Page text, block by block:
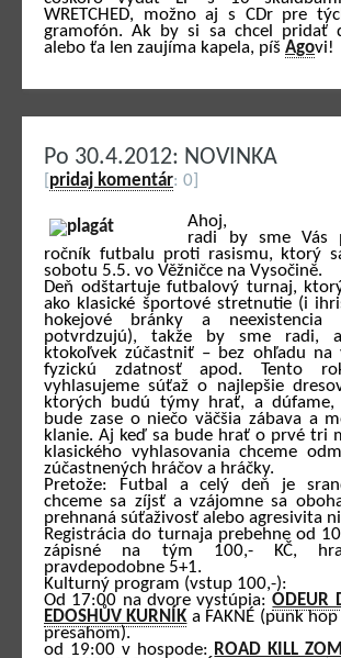
WRETCHED, možno aj s CDr pre
gramofón. Ak by si sa chcel pridať
alebo ťa len zaujíma kapela, píš Agovi!
Po 30.4.2012: NOVINKA
pridaj komentár: 0]
Ahoj,
radi by sme Vás
ročník futbalu proti rasismu, ktorý
sobotu 5.5. vo Věžničce na Vysočině.
Deň odštartuje futbalový turnaj,
ako klasické športové stretnutie (i
hokejové bránky a neexistencia
potvrdzujú), takže by sme radi,
ktokoľvek zúčastniť – bez ohľadu na
fyzickú zdatnosť apod. Tento
vyhlasujeme súťaž o najlepšie
ktorých budú týmy hrať, a dúfame,
bude zase o niečo väčšia zábava a
klanie. Aj keď sa bude hrať o prvé tri
klasického vyhlasovania chceme
zúčastnených hráčov a hráčky.
Pretože: Futbal a celý deň je
chceme sa zíjsť a vzájomne sa
prehnaná súťaživosť alebo agresivita
Registrácia do turnaja prebehne od
zápisné na tým 100,- KČ,
pravdepodobne 5+1.
Kulturný program (vstup 100,-):
Od 17:00 na dvore vystúpia:ODEUR
EDOSHŮV KURNÍK a FAKNÉ (punk
presahom).
od 19:00 v hospode: ROAD KILL